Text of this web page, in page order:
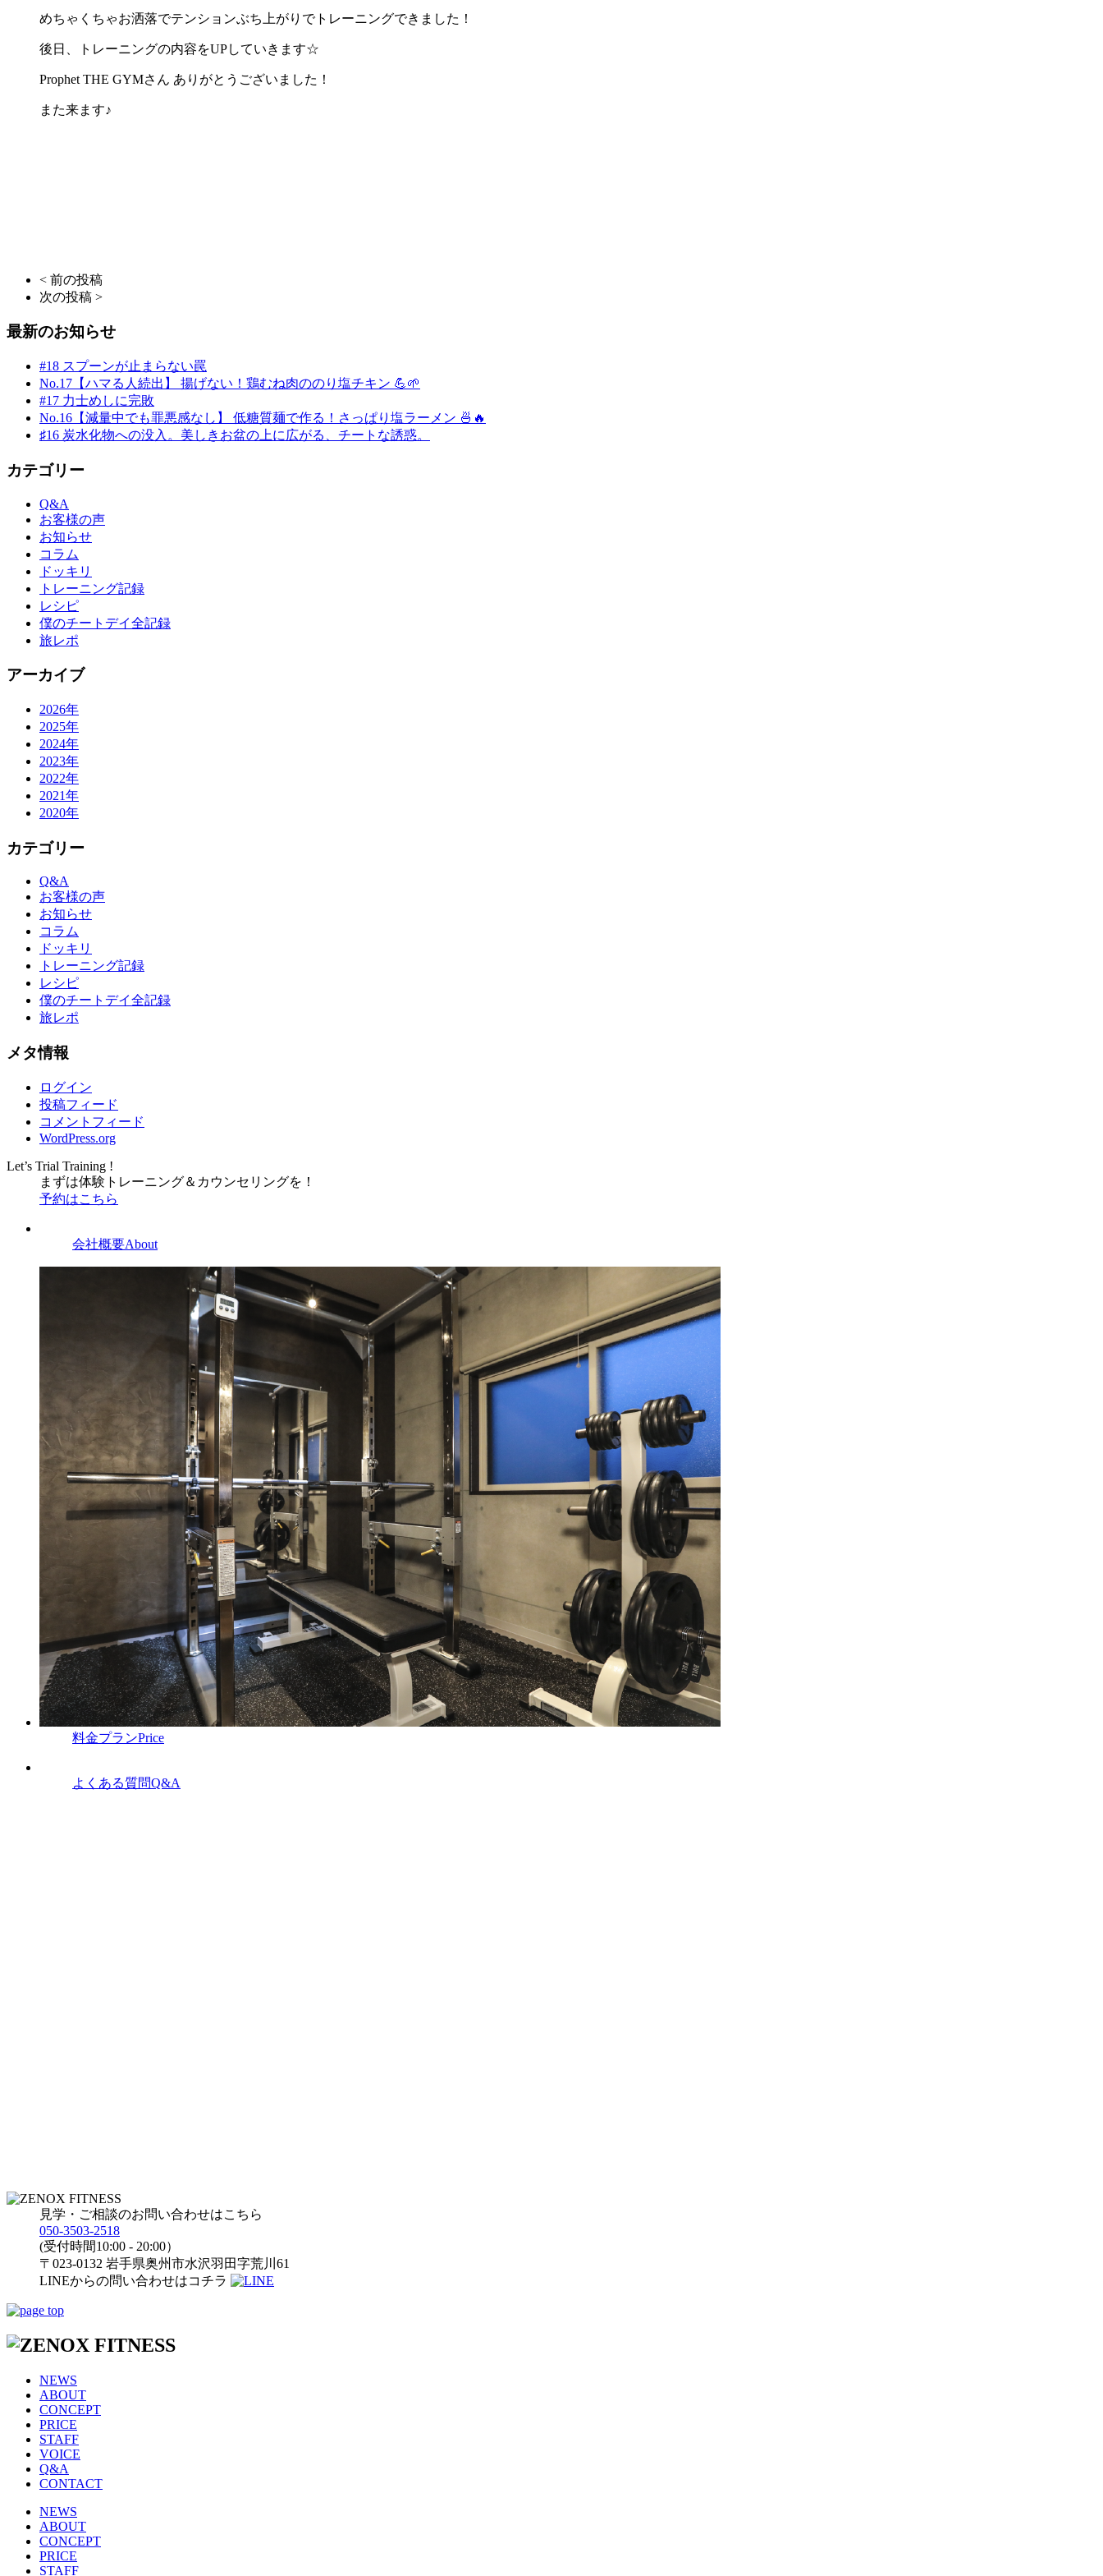
めちゃくちゃお洒落でテンションぶち上がりでトレーニングできました！
後日、トレーニングの内容をUPしていきます☆
Prophet THE GYMさん ありがとうございました！
また来ます♪
< 前の投稿
次の投稿 >
最新のお知らせ
#18 スプーンが止まらない罠
No.17【ハマる人続出】 揚げない！鶏むね肉ののり塩チキン 💪🌱
#17 力士めしに完敗
No.16【減量中でも罪悪感なし】 低糖質麺で作る！さっぱり塩ラーメン 🍜🔥
♯16 炭水化物への没入。美しきお盆の上に広がる、チートな誘惑。
カテゴリー
Q&A
お客様の声
お知らせ
コラム
ドッキリ
トレーニング記録
レシピ
僕のチートデイ全記録
旅レポ
アーカイブ
2026年
2025年
2024年
2023年
2022年
2021年
2020年
カテゴリー
Q&A
お客様の声
お知らせ
コラム
ドッキリ
トレーニング記録
レシピ
僕のチートデイ全記録
旅レポ
メタ情報
ログイン
投稿フィード
コメントフィード
WordPress.org
Let’s Trial Training !
まずは体験トレーニング＆ カウンセリングを！
予約はこちら
会社概要About
料金プランPrice
よくある質問Q&A
見学・ご相談のお問い合わせはこちら
050-3503-2518
(受付時間10:00 - 20:00）
〒023-0132 岩手県奥州市水沢羽田字荒川61
LINEからの問い合わせはコチラ
NEWS
ABOUT
CONCEPT
PRICE
STAFF
VOICE
Q&A
CONTACT
NEWS
ABOUT
CONCEPT
PRICE
STAFF